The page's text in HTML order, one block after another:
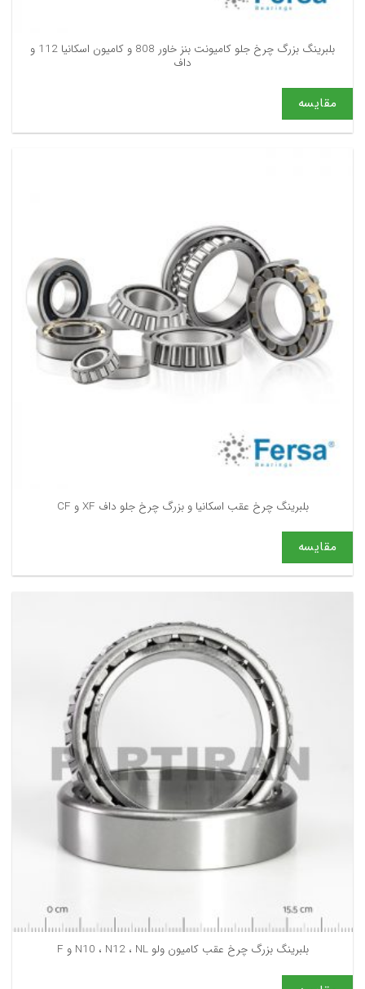
بلبرینگ بزرگ چرخ جلو کامیونت بنز خاور 808 و کامیون اسکانیا 112 و
داف
مقایسه
بلبرینگ چرخ عقب اسکانیا و بزرگ چرخ جلو داف XF و CF
مقایسه
بلبرینگ بزرگ چرخ عقب کامیون ولو N10 ، N12 ، NL و F